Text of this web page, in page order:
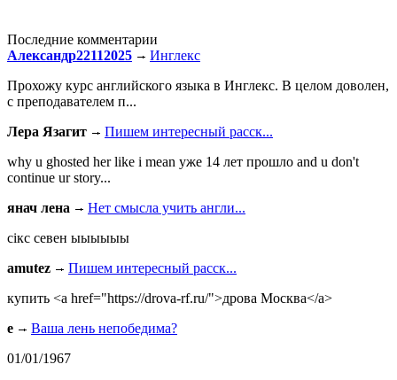
Последние комментарии
Александр22112025
Инглекс
Прохожу курс английского языка в Инглекс. В целом доволен,
с преподавателем п...
Лера Язагит
Пишем интересный расск...
why u ghosted her like i mean уже 14 лет прошло and u don't
continue ur story...
янач лена
Нет смысла учить англи...
сiкс севен ыыыыыы
amutez
Пишем интересный расск...
купить <a href="https://drova-rf.ru/">дрова Москва</a>
e
Ваша лень непобедима?
01/01/1967